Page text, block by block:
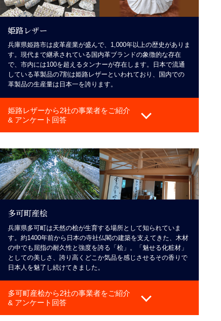
姫路レザー
兵庫県姫路市は皮革産業が盛んで、1,000年以上の歴史がありま
す。現代まで継承されている国内革ブランドの象徴的な存在
で、市内には100を超えるタンナーが存在します。日本で流通
している革製品の7割は姫路レザーといわれており、国内での
革製品の生産量は日本一を誇ります。
姫路レザーから2社の事業者をご紹介
& アンケート回答
多可町産桧
兵庫県多可町は天然の桧が生育する場所として知られていま
す。約1400年前から日本の寺社仏閣の建築を支えてきた、木材
の中でも屈指の耐久性と強度を誇る「桧」。「魅せる化粧材」
としての美しさ、誇り高くどこか気品を感じさせるその香りで
日本人を魅了し続けてきました。
多可町産桧から2社の事業者をご紹介
& アンケート回答